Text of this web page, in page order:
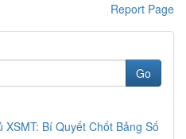
Report Page
Go
XSMT: Bí Quyết Chốt Bảng Số